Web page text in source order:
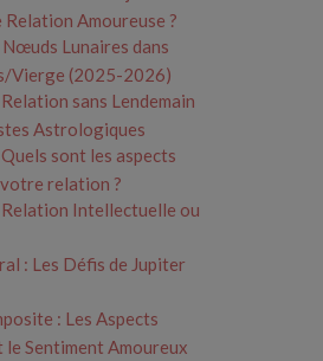
Relation Amoureuse ?
Lunaires dans
Vierge (2025-2026)
sans Lendemain
Astrologiques
sont les aspects
relation ?
Relation Intellectuelle ou
: Les Défis de Jupiter
: Les Aspects
le Sentiment Amoureux